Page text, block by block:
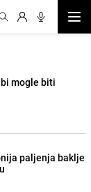
mogle biti
paljenja baklje